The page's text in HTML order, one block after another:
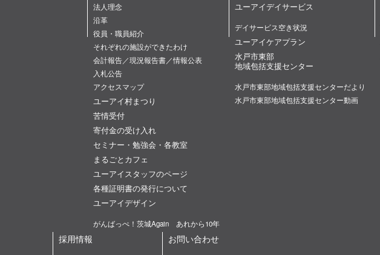
法人理念
沿革
役員・職員紹介
それぞれの施設ができたわけ
会計報告／現況報告書／情報公表
入札公告
アクセスマップ
ユーアイ村まつり
苦情受付
寄付金の受け入れ
セミナー・勉強会・各教室
まるごとカフェ
ユーアイスタッフのページ
各種証明書の発行について
ユーアイデザイン
がんばっぺ！茨城Again あれから10年
ユーアイデイサービス
デイサービス空き状況
ユーアイケアプラン
水戸市東部
地域包括支援センター
水戸市東部地域包括支援センターだより
水戸市東部地域包括支援センター動画
採用情報 お問い合わせ